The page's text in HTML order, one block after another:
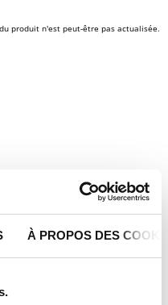
À PROPOS DES
produit n'est peut-être pas actualisée.
en ligne,
contacter